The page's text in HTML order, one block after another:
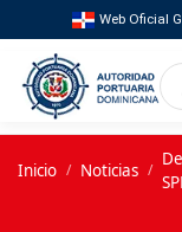
Web Oficial
Inicio / Noticias /